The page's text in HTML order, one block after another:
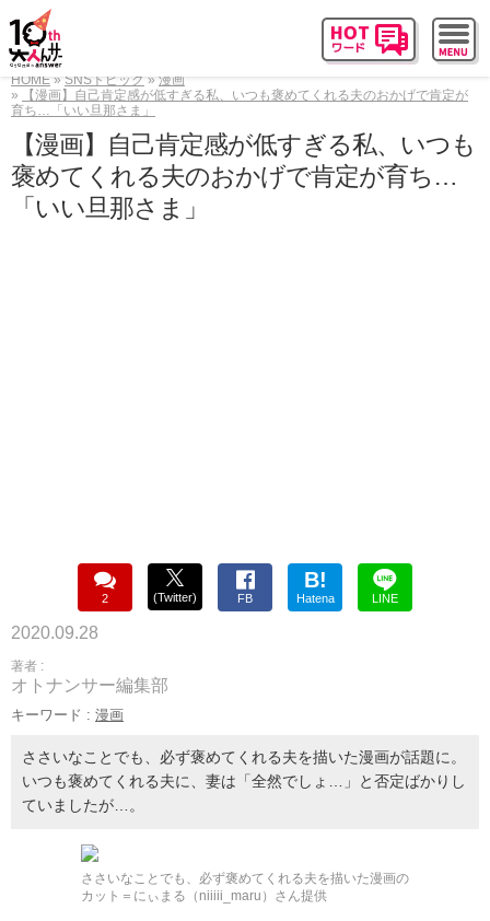
HOME SNSトピック
漫画
【漫画】自己肯定感が低すぎる私、いつも褒めてくれる夫のおかげで肯定が
育ち…「いい旦那さま」
【漫画】自己肯定感が低すぎる私、いつも
褒めてくれる夫のおかげで肯定が育ち…
「いい旦那さま」
2 (Twitter) FB
B!
Hatena LINE
2020.09.28
著者 :
オトナンサー編集部
キーワード : 漫画
ささいなことでも、必ず褒めてくれる夫を描いた漫画が話題に。
いつも褒めてくれる夫に、妻は「全然でしょ…」と否定ばかりし
ていましたが…。
ささいなことでも、必ず褒めてくれる夫を描いた漫画の
カット＝にぃまる（niiiii_maru）さん提供